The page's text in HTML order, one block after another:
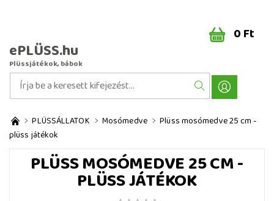
ePLÜSS.hu
Plüssjátékok, bábok
0 Ft
PLÜSSÁLLATOK Mosómedve
Plüss mosómedve 25 cm -
plüss játékok
PLÜSS MOSÓMEDVE 25 CM -
PLÜSS JÁTÉKOK